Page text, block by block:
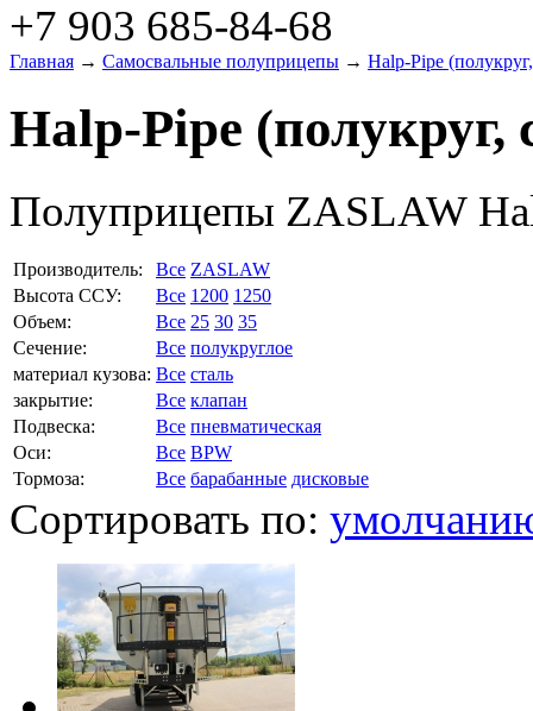
+7 903 685-84-68
Главная → Самосвальные полуприцепы → Halp-Pipe
Halp-Pipe (полукруг,
Полуприцепы ZASLAW
Производитель: Все ZASLAW
Высота ССУ:
Все 1200 1250
Объем:
Все 25 30 35
Сечение:
Все полукруглое
материал кузова: Все сталь
закрытие:
Все клапан
Подвеска:
Все пневматическая
Оси:
Все BPW
Тормоза:
Все барабанные дисковые
Сортировать по: